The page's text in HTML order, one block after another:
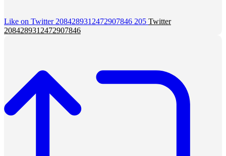
Like on Twitter 2084289312472907846 205 Twitter
2084289312472907846